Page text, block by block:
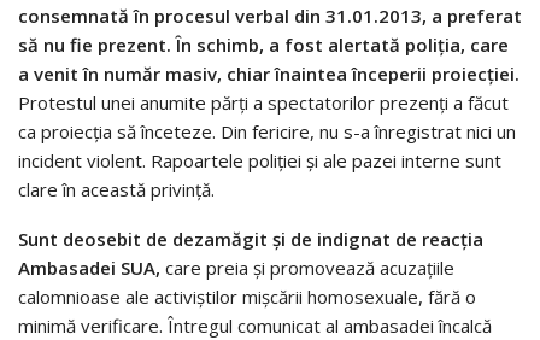
consemnată în procesul verbal din 31.01.2013, a preferat
să nu fie prezent. În schimb, a fost alertată poliţia, care
a venit în număr masiv, chiar înaintea începerii proiecţiei.
Protestul unei anumite părţi a spectatorilor prezenţi a făcut
ca proiecţia să înceteze. Din fericire, nu s-a înregistrat nici un
incident violent. Rapoartele poliţiei şi ale pazei interne sunt
clare în această privinţă.
Sunt deosebit de dezamăgit şi de indignat de reacţia
Ambasadei SUA, care preia şi promovează acuzaţiile
calomnioase ale activiştilor mişcării homosexuale, fără o
minimă verificare. Întregul comunicat al ambasadei încalcă